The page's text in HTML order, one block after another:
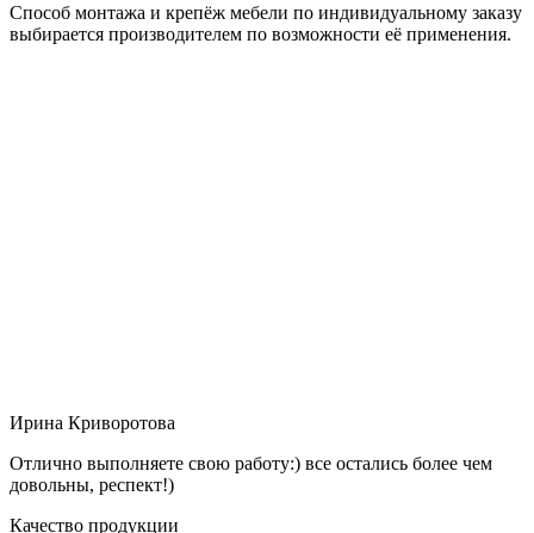
Способ монтажа и крепёж мебели по индивидуальному заказу
выбирается производителем по возможности её применения.
Ирина Криворотова
Отлично выполняете свою работу:) все остались более чем
довольны, респект!)
Качество продукции